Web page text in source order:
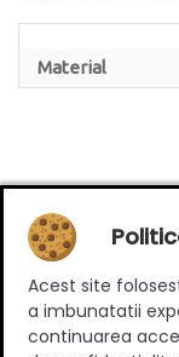
Material
Deții sau ai
Spune-ți
Acest site
a imbunatatii
continuarea